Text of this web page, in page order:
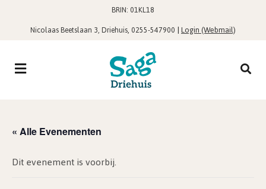
BRIN: 01KL18
Nicolaas Beetslaan 3, Driehuis, 0255-547900 |Login (Webmail)
« Alle Evenementen
Dit evenement is voorbij.